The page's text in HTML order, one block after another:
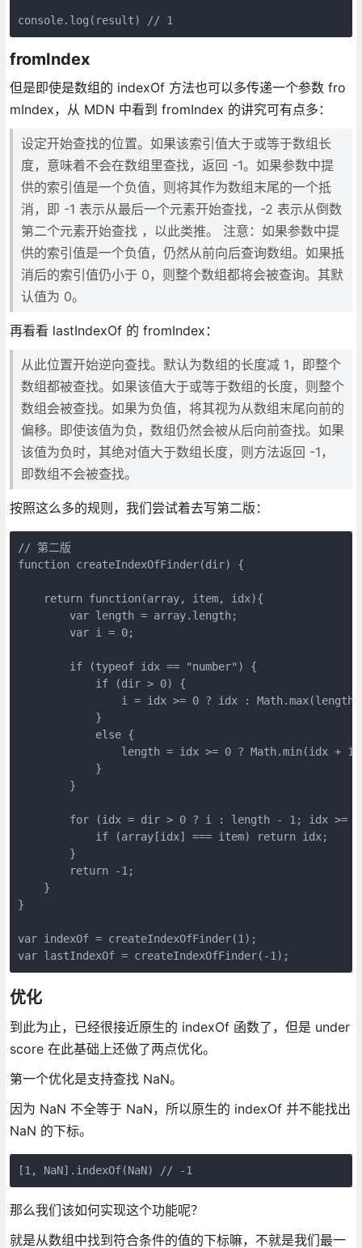
console.log(result) // 1
fromIndex
但是即使是数组的 indexOf 方法也可以多传递一个参数 fro
mIndex，从 MDN 中看到 fromIndex 的讲究可有点多：
设定开始查找的位置。如果该索引值大于或等于数组长
度，意味着不会在数组里查找，返回 -1。如果参数中提
供的索引值是一个负值，则将其作为数组末尾的一个抵
消，即 -1 表示从最后一个元素开始查找，-2 表示从倒数
第二个元素开始查找 ，以此类推。 注意：如果参数中提
供的索引值是一个负值，仍然从前向后查询数组。如果抵
消后的索引值仍小于 0，则整个数组都将会被查询。其默
认值为 0。
再看看 lastIndexOf 的 fromIndex：
从此位置开始逆向查找。默认为数组的长度减 1，即整个
数组都被查找。如果该值大于或等于数组的长度，则整个
数组会被查找。如果为负值，将其视为从数组末尾向前的
偏移。即使该值为负，数组仍然会被从后向前查找。如果
该值为负时，其绝对值大于数组长度，则方法返回 -1，
即数组不会被查找。
按照这么多的规则，我们尝试着去写第二版：
// 第二版
function createIndexOfFinder(dir) {
    return function(array, item, idx){
        var length = array.length;
        var i = 0;
        if (typeof idx == "number") {
            if (dir > 0) {
i = idx >= 0 ? idx : Math.max(length
            }
            else {
length = idx >= 0 ? Math.min(idx +
            }
        }
for (idx = dir > 0 ? i : length - 1; idx >=
            if (array[idx] === item) return idx;
        }
        return -1;
    }
}
var indexOf = createIndexOfFinder(1);
var lastIndexOf = createIndexOfFinder(-1);
优化
到此为止，已经很接近原生的 indexOf 函数了，但是 under
score 在此基础上还做了两点优化。
第一个优化是支持查找 NaN。
因为 NaN 不全等于 NaN，所以原生的 indexOf 并不能找出
NaN 的下标。
[1, NaN].indexOf(NaN) // -1
那么我们该如何实现这个功能呢？
就是从数组中找到符合条件的值的下标嘛，不就是我们最一